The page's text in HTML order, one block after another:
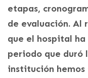
etapas,
de evaluación. Al
que el hospital
periodo que duró
institución